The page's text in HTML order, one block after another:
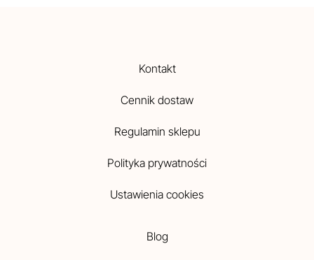
Kontakt
Cennik dostaw
Regulamin sklepu
Polityka prywatności
Ustawienia cookies
Blog